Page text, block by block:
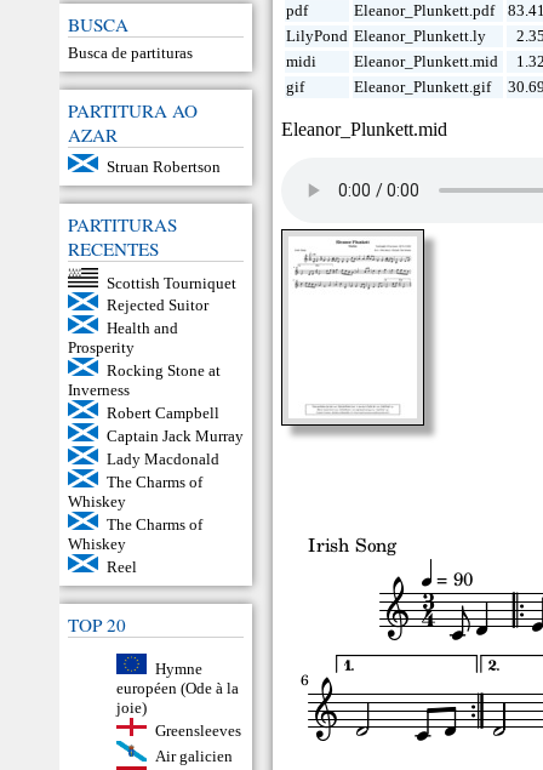
BUSCA
Busca de partituras
PARTITURA AO
AZAR
Struan Robertson
PARTITURAS
RECENTES
Scottish Tourniquet
Rejected Suitor
Health and
Prosperity
Rocking Stone at
Inverness
Robert Campbell
Captain Jack Murray
Lady Macdonald
The Charms of
Whiskey
The Charms of
Whiskey
Reel
TOP 20
Hymne
européen (Ode à la
joie)
Greensleeves
Air galicien
pdf
Eleanor_Plunkett.pdf
LilyPond Eleanor_Plunkett.ly
midi
Eleanor_Plunkett.mid
gif
Eleanor_Plunkett.gif
Eleanor_Plunkett.mid